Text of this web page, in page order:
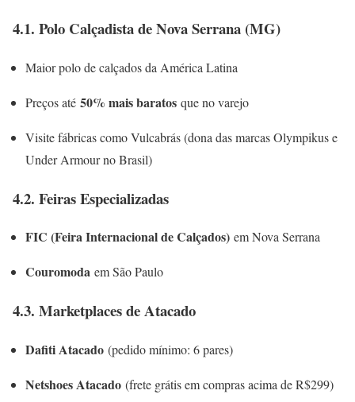
4.1. Polo Calçadista de Nova Serrana (MG)
Maior polo de calçados da América Latina
Preços até 50% mais baratos que no varejo
Visite fábricas como Vulcabrás (dona das marcas Olympikus e
Under Armour no Brasil)
4.2. Feiras Especializadas
FIC (Feira Internacional de Calçados) em Nova Serrana
Couromoda em São Paulo
4.3. Marketplaces de Atacado
Dafiti Atacado (pedido mínimo: 6 pares)
Netshoes Atacado (frete grátis em compras acima de R$299)